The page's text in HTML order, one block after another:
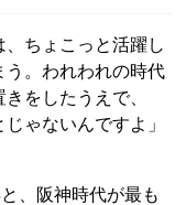
ちょこっと活躍し
う。われわれの時代
をしたうえで、
ゃないんですよ」
、阪神時代が最も